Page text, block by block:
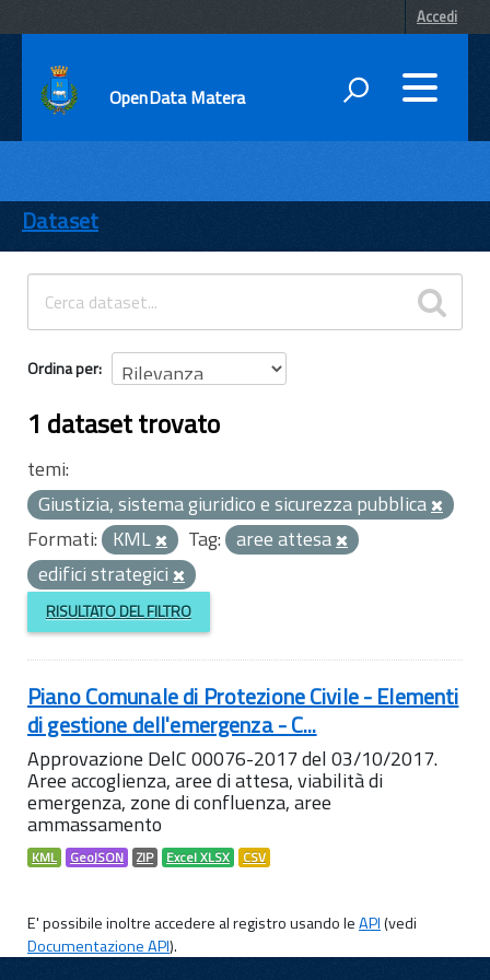
Accedi
OpenData Matera
ENTI
TEMI
INFORMAZIONI
Dataset
Ordina per
1 dataset trovato
temi:
Giustizia, sistema giuridico e sicurezza pubblica
Formati: KML Tag: aree attesa
edifici strategici
RISULTATO DEL FILTRO
Piano Comunale di Protezione Civile - Elementi
di gestione dell'emergenza - C...
Approvazione DelC 00076-2017 del 03/10/2017.
Aree accoglienza, aree di attesa, viabilità di
emergenza, zone di confluenza, aree
ammassamento
KML GeoJSON ZIP Excel XLSX CSV
E' possibile inoltre accedere al registro usando leAPI(vedi
Documentazione API).